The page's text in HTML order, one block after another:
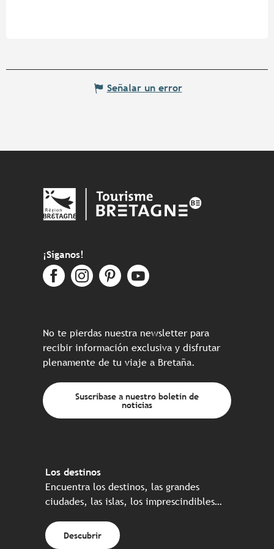
Señalar un error
¡Síganos!
No te pierdas nuestra newsletter para
recibir información exclusiva y disfrutar
plenamente de tu viaje a Bretaña.
Suscríbase a nuestro boletín de
noticias
Los destinos
Encuentra los destinos, las grandes
ciudades, las islas, los imprescindibles…
Descubrir